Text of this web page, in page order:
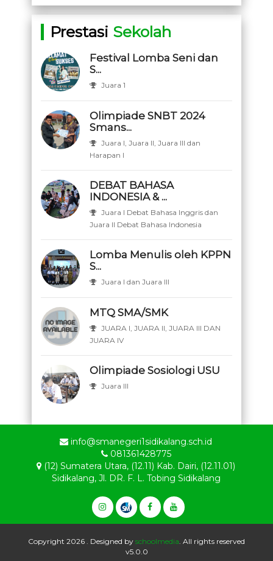
Prestasi Sekolah
Festival Lomba Seni dan
S...
Juara 1
Olimpiade SNBT 2024
Smans...
Juara I, Juara II, Juara III dan
Harapan I
DEBAT BAHASA
INDONESIA & ...
Juara I Debat Bahasa Inggris dan
Juara II Debat Bahasa Indonesia
Lomba Menulis oleh KPPN
S...
Juara I dan Juara III
MTQ SMA/SMK
JUARA I, JUARA II, JUARA III DAN
JUARA IV
Olimpiade Sosiologi USU
Juara III
info@smanegeri1sidikalang.sch.id
081361428775
(12) Sumatera Utara, (12.11) Kab. Dairi, (12.11.01)
Sidikalang, Jl. DR. F. L. Tobing Sidikalang
Copyright 2026 . Designed by schoolmedia. All rights reserved
v5.0.0